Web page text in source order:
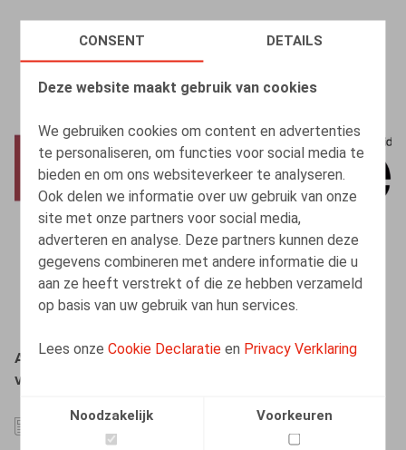
CONSENT DETAILS
Deze website maakt gebruik van cookies
We gebruiken cookies om content en advertenties
te personaliseren, om functies voor social media te
bieden en om ons websiteverkeer te analyseren.
Ook delen we informatie over uw gebruik van onze
site met onze partners voor social media,
adverteren en analyse. Deze partners kunnen deze
gegevens combineren met andere informatie die u
aan ze heeft verstrekt of die ze hebben verzameld
op basis van uw gebruik van hun services.
Lees onzeCookie Declaratie en Privacy Verklaring
Noodzakelijk Voorkeuren
Aanwerving van derdelanders: nieuwe loongrenzen
vanaf 1 januari 2024 in de Duitstalige Gemeenschap